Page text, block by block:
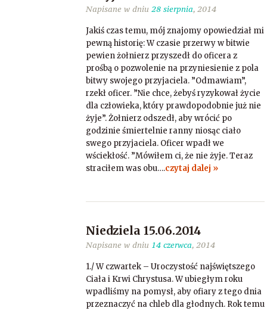
Napisane w dniu 28 sierpnia, 2014
Jakiś czas temu, mój znajomy opowiedział mi
pewną historię: W czasie przerwy w bitwie
pewien żołnierz przyszedł do oficera z
prośbą o pozwolenie na przyniesienie z pola
bitwy swojego przyjaciela. ”Odmawiam”,
rzekł oficer. ”Nie chce, żebyś ryzykował życie
dla człowieka, który prawdopodobnie już nie
żyje”. Żołnierz odszedł, aby wrócić po
godzinie śmiertelnie ranny niosąc ciało
swego przyjaciela. Oficer wpadł we
wściekłość. ”Mówiłem ci, że nie żyje. Teraz
straciłem was obu….czytaj dalej »
Niedziela 15.06.2014
Napisane w dniu 14 czerwca, 2014
1./ W czwartek – Uroczystość najświętszego
Ciała i Krwi Chrystusa. W ubiegłym roku
wpadliśmy na pomysł, aby ofiary z tego dnia
przeznaczyć na chleb dla głodnych. Rok temu